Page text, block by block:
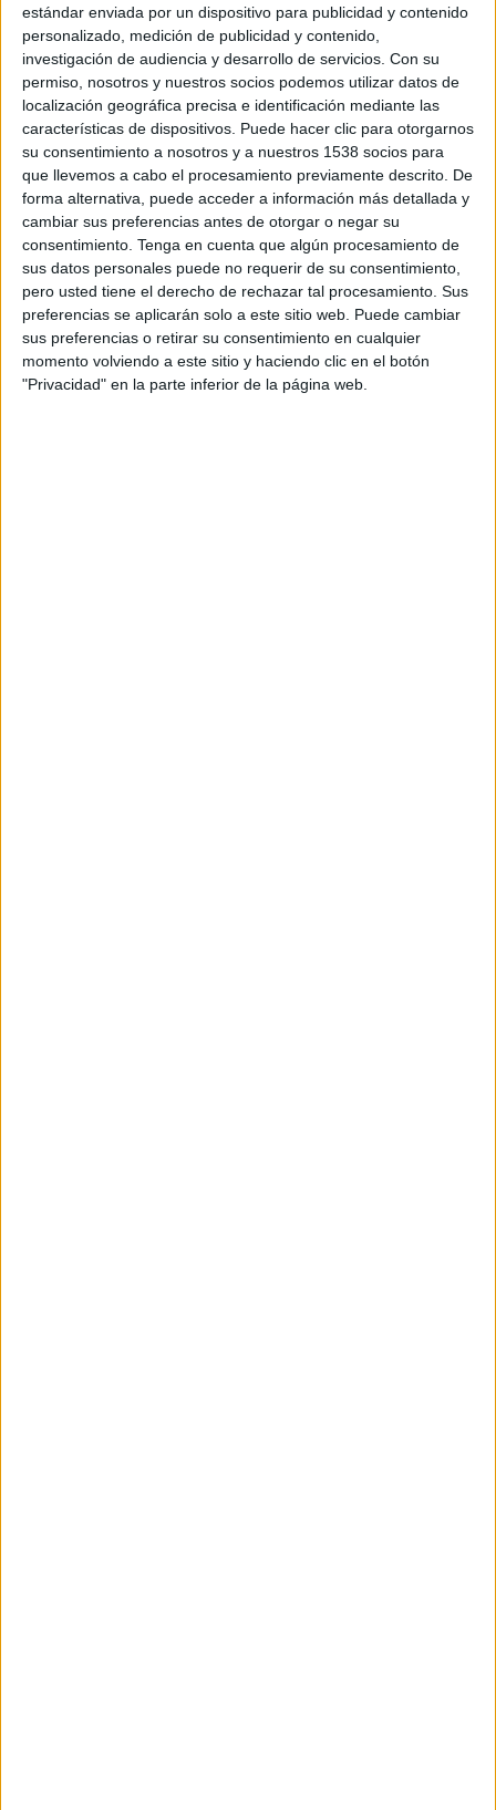
estándar enviada por un dispositivo para publicidad y contenido
personalizado, medición de publicidad y contenido,
investigación de audiencia y desarrollo de servicios. Con su
permiso, nosotros y nuestros socios podemos utilizar datos de
localización geográfica precisa e identificación mediante las
características de dispositivos. Puede hacer clic para otorgarnos
su consentimiento a nosotros y a nuestros 1538 socios para
que llevemos a cabo el procesamiento previamente descrito. De
forma alternativa, puede acceder a información más detallada y
cambiar sus preferencias antes de otorgar o negar su
consentimiento. Tenga en cuenta que algún procesamiento de
sus datos personales puede no requerir de su consentimiento,
pero usted tiene el derecho de rechazar tal procesamiento. Sus
preferencias se aplicarán solo a este sitio web. Puede cambiar
sus preferencias o retirar su consentimiento en cualquier
momento volviendo a este sitio y haciendo clic en el botón
"Privacidad" en la parte inferior de la página web.
Contacto del cliente: Andrea Giménez
Agencia: Ogilvy
Director creativo ejecutivo: Noelia Fernandez,
Tomás O’Gorman
Director creativo: Beatriz Salmeron
Dirección de arte: Laura Grandio
Copywriting: Manuel Marcos
Director de estrategia: Josep Maria Fábregas
Planner: Carlos Jiménez